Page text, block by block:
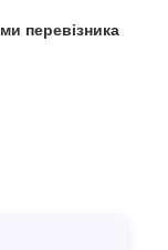
перевізника